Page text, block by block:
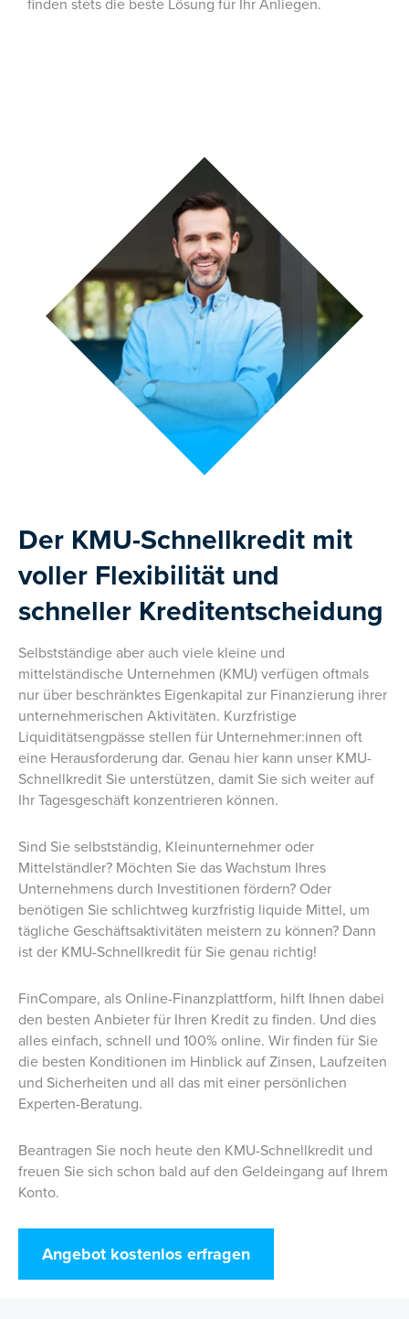
Der KMU-Schnellkredit mit
voller Flexibilität und
schneller Kreditentscheidung
Selbstständige aber auch viele kleine und
mittelständische Unternehmen (KMU) verfügen oftmals
nur über beschränktes Eigenkapital zur Finanzierung ihrer
unternehmerischen Aktivitäten. Kurzfristige
Liquiditätsengpässe stellen für Unternehmer:innen oft
eine Herausforderung dar. Genau hier kann unser KMU-
Schnellkredit Sie unterstützen, damit Sie sich weiter auf
Ihr Tagesgeschäft konzentrieren können.
Sind Sie selbstständig, Kleinunternehmer oder
Mittelständler? Möchten Sie das Wachstum Ihres
Unternehmens durch Investitionen fördern? Oder
benötigen Sie schlichtweg kurzfristig liquide Mittel, um
tägliche Geschäftsaktivitäten meistern zu können? Dann
ist der KMU-Schnellkredit für Sie genau richtig!
FinCompare, als Online-Finanzplattform, hilft Ihnen dabei
den besten Anbieter für Ihren Kredit zu finden. Und dies
alles einfach, schnell und 100% online. Wir finden für Sie
die besten Konditionen im Hinblick auf Zinsen, Laufzeiten
und Sicherheiten und all das mit einer persönlichen
Experten-Beratung.
Beantragen Sie noch heute den KMU-Schnellkredit und
freuen Sie sich schon bald auf den Geldeingang auf Ihrem
Konto.
Angebot kostenlos erfragen